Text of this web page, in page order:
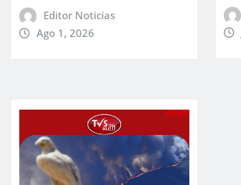
Editor Noticias
Ago 1, 2026